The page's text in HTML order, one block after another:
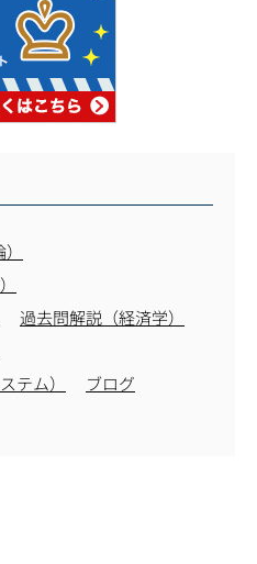
過去問解説（経済学）
テム）
ブログ